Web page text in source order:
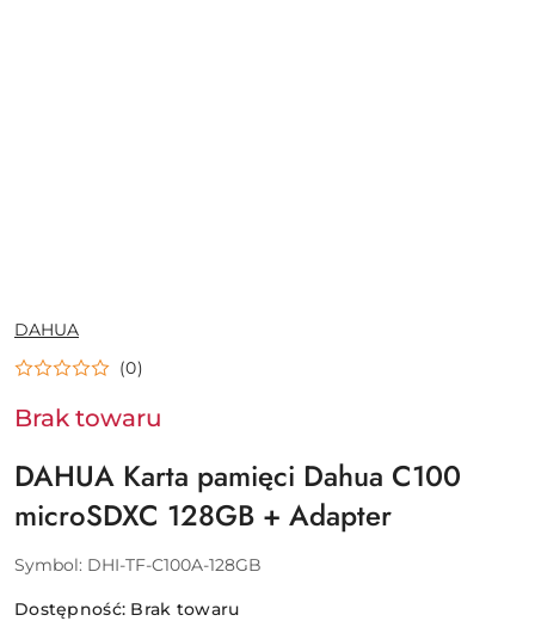
NAZWA
PRODUCENTA:
DAHUA
(0)
Brak towaru
DAHUA Karta pamięci Dahua C100
microSDXC 128GB + Adapter
Symbol: DHI-TF-C100A-128GB
Dostępność: Brak towaru